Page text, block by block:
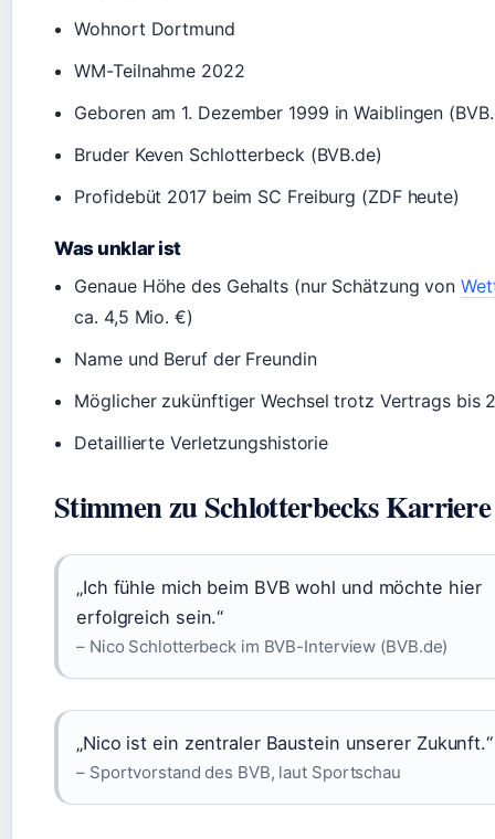
Wohnort Dortmund
WM-Teilnahme 2022
Geboren am 1. Dezember 1999 in Waiblingen
Bruder Keven Schlotterbeck (BVB.de)
Profidebüt 2017 beim SC Freiburg (ZDF heute)
Was unklar ist
Genaue Höhe des Gehalts (nur Schätzung von
ca. 4,5 Mio. €)
Name und Beruf der Freundin
Möglicher zukünftiger Wechsel trotz Vertrags bis
Detaillierte Verletzungshistorie
Stimmen zu Schlotterbecks Karriere
„Ich fühle mich beim BVB wohl und möchte hier
erfolgreich sein.“
– Nico Schlotterbeck im BVB-Interview (BVB.de)
„Nico ist ein zentraler Baustein unserer Zukunft.“
– Sportvorstand des BVB, laut Sportschau